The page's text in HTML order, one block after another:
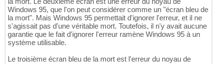
Windows 95, que l'on peut considérer comme un "écran bleu de
la mort". Mais Windows 95 permettait d'ignorer l'erreur, et il ne
s'agissait pas d'une véritable mort. Toutefois, il n'y avait aucune
garantie que le fait d'ignorer l'erreur ramène Windows 95 à un
système utilisable.
Le troisième écran bleu de la mort est l'erreur du noyau de